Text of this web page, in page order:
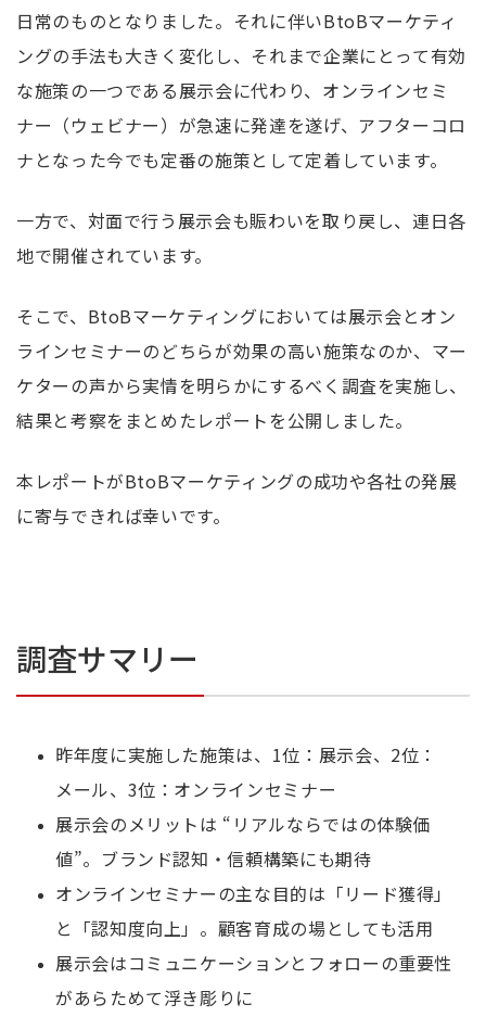
日常のものとなりました。それに伴いBtoBマーケティ
ングの手法も大きく変化し、それまで企業にとって有効
な施策の一つである展示会に代わり、オンラインセミ
ナー（ウェビナー）が急速に発達を遂げ、アフターコロ
ナとなった今でも定番の施策として定着しています。
一方で、対面で行う展示会も賑わいを取り戻し、連日各
地で開催されています。
そこで、BtoBマーケティングにおいては展示会とオン
ラインセミナーのどちらが効果の高い施策なのか、マー
ケターの声から実情を明らかにするべく調査を実施し、
結果と考察をまとめたレポートを公開しました。
本レポートがBtoBマーケティングの成功や各社の発展
に寄与できれば幸いです。
調査サマリー
昨年度に実施した施策は、1位：展示会、2位：
メール、3位：オンラインセミナー
展示会のメリットは “リアルならではの体験価
値”。ブランド認知・信頼構築にも期待
オンラインセミナーの主な目的は「リード獲得」
と「認知度向上」。顧客育成の場としても活用
展示会はコミュニケーションとフォローの重要性
があらためて浮き彫りに